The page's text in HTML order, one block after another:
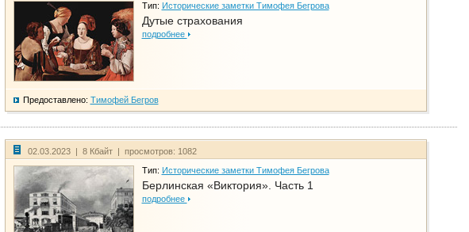
Тип: Исторические заметки Тимофея Бегрова
Дутые страхования
подробнее
Предоставлено: Тимофей Бегров
02.03.2023 | 8 Кбайт | просмотров: 1082
Тип: Исторические заметки Тимофея Бегрова
Берлинская «Виктория». Часть 1
подробнее